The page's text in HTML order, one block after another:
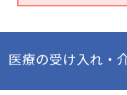
医療の受け入れ・